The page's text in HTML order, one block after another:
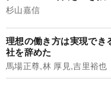
杉山嘉信
理想の働き方は実現でき
社を辞めた
馬場正尊,林 厚見,吉里裕也